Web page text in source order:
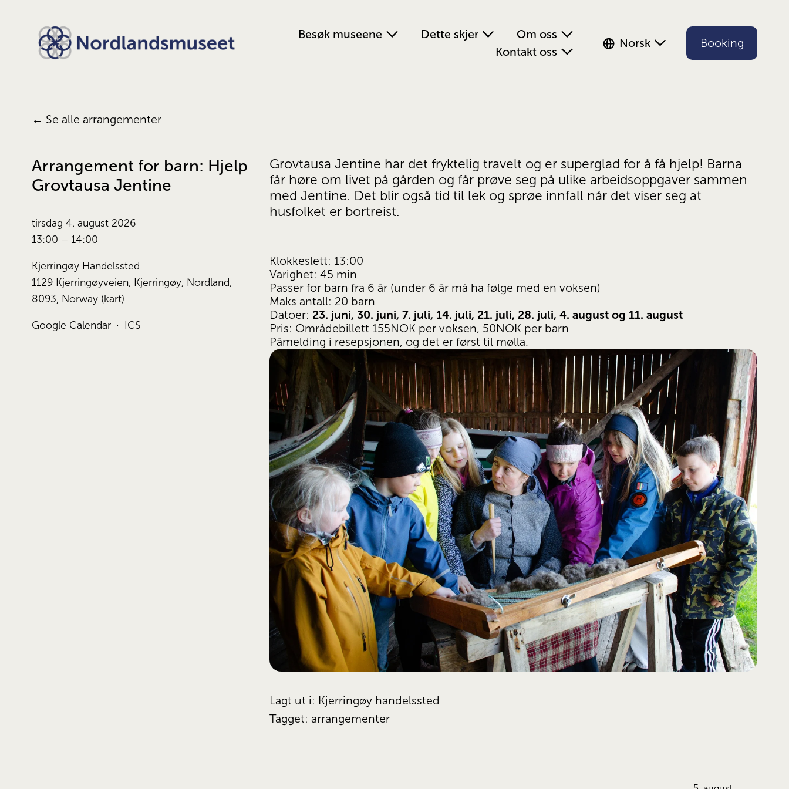
Besøk museene Dette skjer
Om oss
Kontakt oss
Norsk Booking
Se alle arrangementer
Arrangement for barn: Hjelp
Grovtausa Jentine
tirsdag 4. august 2026
13:00
14:00
Kjerringøy Handelssted
1129 Kjerringøyveien Kjerringøy, Nordland,
8093 Norway (kart)
Google Calendar ICS
Grovtausa Jentine har det fryktelig travelt og er superglad for å få hjelp! Barna
får høre om livet på gården og får prøve seg på ulike arbeidsoppgaver sammen
med Jentine. Det blir også tid til lek og sprøe innfall når det viser seg at
husfolket er bortreist.
Klokkeslett: 13:00
Varighet: 45 min
Passer for barn fra 6 år (under 6 år må ha følge med en voksen)
Maks antall: 20 barn
Datoer: 23. juni, 30. juni, 7. juli, 14. juli, 21. juli, 28. juli, 4. august og 11. august
Pris: Områdebillett 155NOK per voksen, 50NOK per barn
Påmelding i resepsjonen, og det er først til mølla.
Lagt ut i: Kjerringøy handelssted
Tagget: arrangementer